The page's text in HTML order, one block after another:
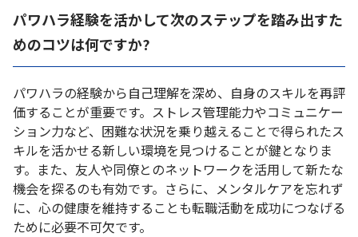
パワハラ経験を活かして次のステップを踏み出すた
めのコツは何ですか?
パワハラの経験から自己理解を深め、自身のスキルを再評
価することが重要です。ストレス管理能力やコミュニケー
ション力など、困難な状況を乗り越えることで得られたス
キルを活かせる新しい環境を見つけることが鍵となりま
す。また、友人や同僚とのネットワークを活用して新たな
機会を探るのも有効です。さらに、メンタルケアを忘れず
に、心の健康を維持することも転職活動を成功につなげる
ために必要不可欠です。